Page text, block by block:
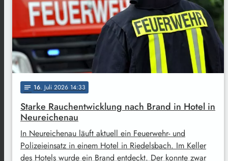
notes 16. Juli 2026 14:33
Starke Rauchentwicklung nach Brand in Hotel in
Neureichenau
In Neureichenau läuft aktuell ein Feuerwehr- und
Polizeieinsatz in einem Hotel in Riedelsbach. Im Keller
des Hotels wurde ein Brand entdeckt. Der konnte zwar